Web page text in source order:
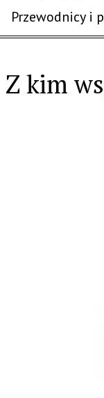
Przewodnicy i
Z kim